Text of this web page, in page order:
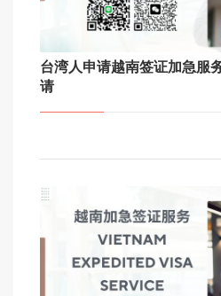
台湾人申请越南签证加急服
请